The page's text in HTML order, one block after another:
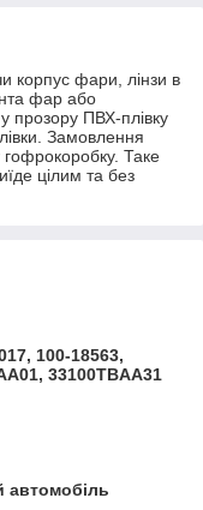
корпус фари, лінзи в
фар або
прозору ПВХ-плівку
Замовлення
гофрокоробку. Таке
цілим та без
100-18563,
33100TBAA31
автомобіль